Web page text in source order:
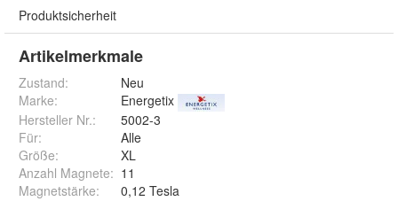
Produktsicherheit
Artikelmerkmale
Zustand:
Neu
Marke:
Energetix
Hersteller Nr.:
5002-3
Für:
Alle
Größe:
XL
Anzahl Magnete: 11
Magnetstärke: 0,12 Tesla